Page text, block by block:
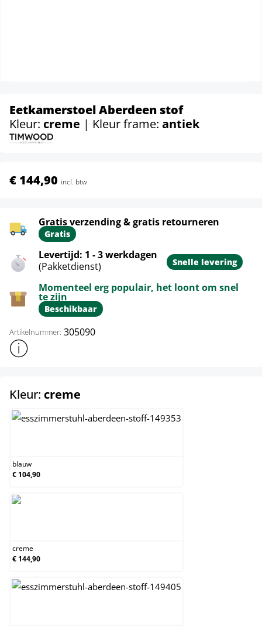
Eetkamerstoel Aberdeen stof
Kleur: creme | Kleur frame: antiek
€ 144,90 incl. btw
Gratis verzending & gratis retourneren
Gratis
Levertijd: 1 - 3 werkdagen
(Pakketdienst)
Snelle levering
Momenteel erg populair, het loont om snel
te zijn
Beschikbaar
Artikelnummer: 305090
Toon meer productinformatie
Kleur: creme
blauw
€ 104,90
creme
€ 144,90